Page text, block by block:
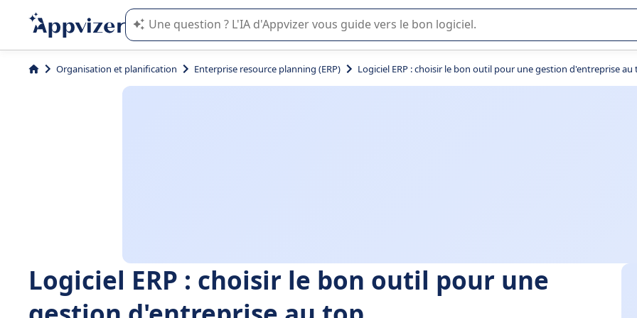
L'IA de Appvizer vous guide dans l'utilisation ou la sélection de logiciel SaaS en entreprise.
Organisation et planification Enterprise resource planning (ERP) Logiciel ERP : choisir le bon outil pour une gestion d'entreprise au
Logiciel ERP : choisir le bon outil pour une